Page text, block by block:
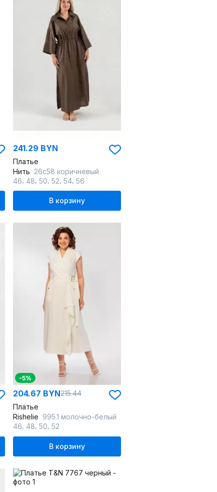
241.29 BYN
Платье
Нить 26с58 коричневый
46 48 50 52 54 56
В корзину
-5%
204.67 BYN215.44
Платье
Rishelie 995.1 молочно-белый
46 48 50 52
В корзину